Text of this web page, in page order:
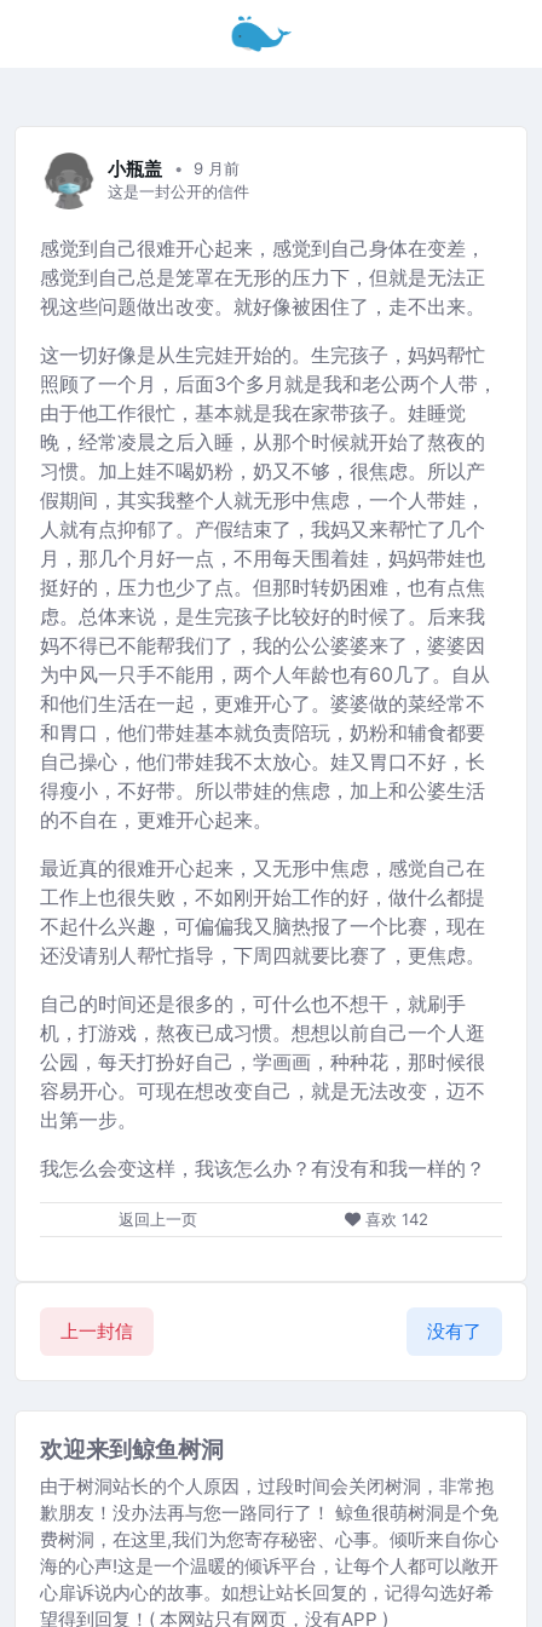
小瓶盖
9 月前
这是一封公开的信件
感觉到自己很难开心起来，感觉到自己身体在变差，
感觉到自己总是笼罩在无形的压力下，但就是无法正
视这些问题做出改变。就好像被困住了，走不出来。
这一切好像是从生完娃开始的。生完孩子，妈妈帮忙
照顾了一个月，后面3个多月就是我和老公两个人带，
由于他工作很忙，基本就是我在家带孩子。娃睡觉
晚，经常凌晨之后入睡，从那个时候就开始了熬夜的
习惯。加上娃不喝奶粉，奶又不够，很焦虑。所以产
假期间，其实我整个人就无形中焦虑，一个人带娃，
人就有点抑郁了。产假结束了，我妈又来帮忙了几个
月，那几个月好一点，不用每天围着娃，妈妈带娃也
挺好的，压力也少了点。但那时转奶困难，也有点焦
虑。总体来说，是生完孩子比较好的时候了。后来我
妈不得已不能帮我们了，我的公公婆婆来了，婆婆因
为中风一只手不能用，两个人年龄也有60几了。自从
和他们生活在一起，更难开心了。婆婆做的菜经常不
和胃口，他们带娃基本就负责陪玩，奶粉和辅食都要
自己操心，他们带娃我不太放心。娃又胃口不好，长
得瘦小，不好带。所以带娃的焦虑，加上和公婆生活
的不自在，更难开心起来。
最近真的很难开心起来，又无形中焦虑，感觉自己在
工作上也很失败，不如刚开始工作的好，做什么都提
不起什么兴趣，可偏偏我又脑热报了一个比赛，现在
还没请别人帮忙指导，下周四就要比赛了，更焦虑。
自己的时间还是很多的，可什么也不想干，就刷手
机，打游戏，熬夜已成习惯。想想以前自己一个人逛
公园，每天打扮好自己，学画画，种种花，那时候很
容易开心。可现在想改变自己，就是无法改变，迈不
出第一步。
我怎么会变这样，我该怎么办？有没有和我一样的？
返回上一页 喜欢 142
上一封信 没有了
欢迎来到鲸鱼树洞
由于树洞站长的个人原因，过段时间会关闭树洞，非常抱
歉朋友！没办法再与您一路同行了！ 鲸鱼很萌树洞是个免
费树洞，在这里,我们为您寄存秘密、心事。倾听来自你心
海的心声!这是一个温暖的倾诉平台，让每个人都可以敞开
心扉诉说内心的故事。如想让站长回复的，记得勾选好希
望得到回复！( 本网站只有网页，没有APP )